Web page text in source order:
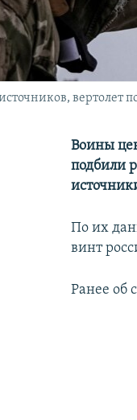
вертолет
Воины
подбили
По их
винт
Ранее об